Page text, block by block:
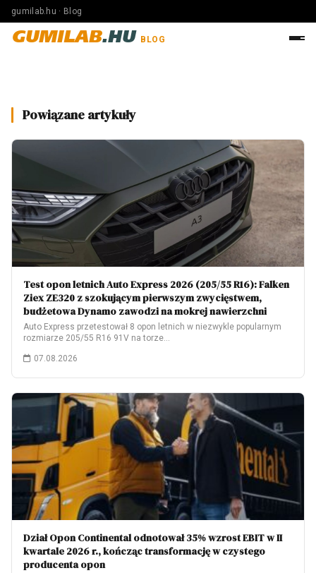
gumilab.hu · Blog
GUMILAB.HU BLOG
Powiązane artykuły
Test opon letnich Auto Express 2026 (205/55 R16): Falken
Ziex ZE320 z szokującym pierwszym zwycięstwem,
budżetowa Dynamo zawodzi na mokrej nawierzchni
Auto Express przetestował 8 opon letnich w niezwykle popularnym
rozmiarze 205/55 R16 91V na torze…
07.08.2026
Dział Opon Continental odnotował 35% wzrost EBIT w II
kwartale 2026 r., kończąc transformację w czystego
producenta opon